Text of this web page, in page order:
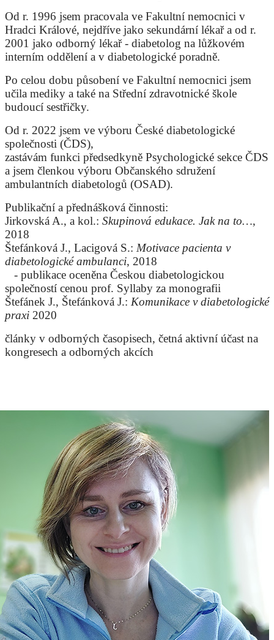
Od r. 1996 jsem pracovala ve Fakultní nemocnici v
Hradci Králové, nejdříve jako sekundární lékař a od r.
2001 jako odborný lékař - diabetolog na lůžkovém
interním oddělení a v diabetologické poradně.
Po celou dobu působení ve Fakultní nemocnici jsem
učila mediky a také na Střední zdravotnické škole
budoucí sestřičky.
Od r. 2022 jsem ve výboru České diabetologické
společnosti (ČDS),
zastávám funkci předsedkyně Psychologické sekce ČDS
a jsem členkou výboru Občanského sdružení
ambulantních diabetologů (OSAD).
Publikační a přednášková činnosti:
Jirkovská A., a kol.: Skupinová edukace. Jak na to…,
2018
Štefánková J., Lacigová S.: Motivace pacienta v
diabetologické ambulanci, 2018
- publikace oceněna Českou diabetologickou
společností cenou prof. Syllaby za monografii
Štefánek J., Štefánková J.: Komunikace v diabetologické
praxi 2020
články v odborných časopisech, četná aktivní účast na
kongresech a odborných akcích